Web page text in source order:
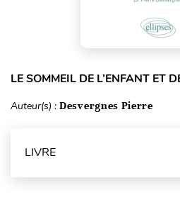
LE SOMMEIL DE L’ENFANT ET
Auteur(s) : Desvergnes Pierre
LIVRE